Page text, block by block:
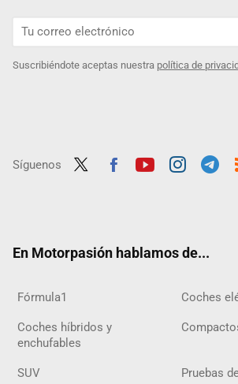
Suscribiéndote aceptas nuestra política de
Síguenos
En Motorpasión hablamos de...
Fórmula1 Coches
Coches híbridos y
enchufables
SUV Pruebas